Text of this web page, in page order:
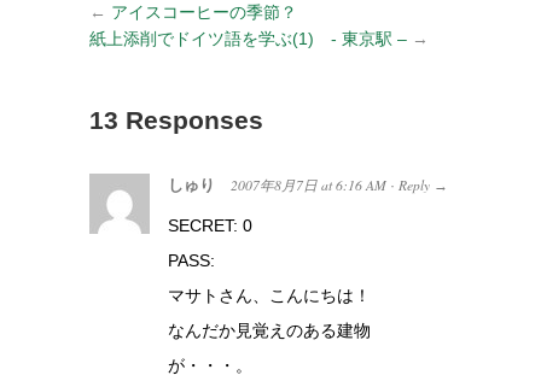
← アイスコーヒーの季節？
紙上添削でドイツ語を学ぶ(1) - 東京駅 – →
13 Responses
しゅり 2007年8月7日 at 6:16 AM · Reply →
SECRET: 0
PASS:
マサトさん、こんにちは！
なんだか見覚えのある建物
が・・・。